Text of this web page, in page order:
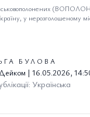
у нерозголошеному
БУЛОВА
| 16.05.2026,
Українська